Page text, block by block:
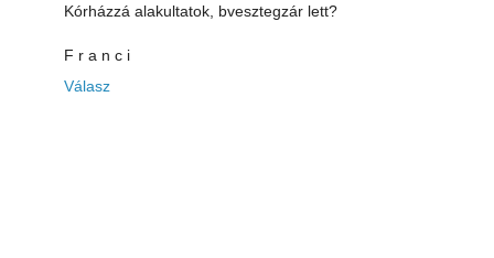
Kórházzá alakultatok, bvesztegzár lett?
F r a n c i
Válasz